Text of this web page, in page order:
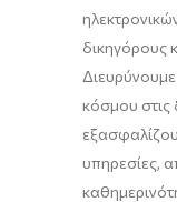
δικηγόρους
κόσμου στις
υπηρεσίες,